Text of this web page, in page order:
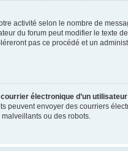
activité selon le nombre de
du forum peut modifier le texte
pas ce procédé et un
électronique d’un
peuvent envoyer des courriers
ou des robots.